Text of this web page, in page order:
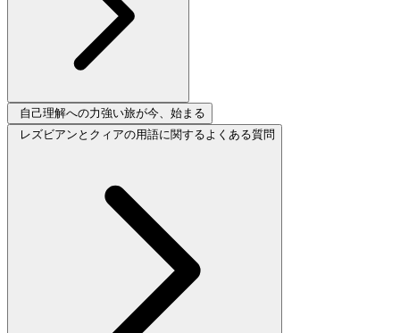
自己理解への力強い旅が今、始まる
レズビアンとクィアの用語に関するよくある質問